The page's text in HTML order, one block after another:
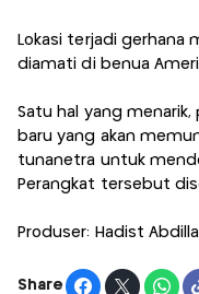
Lokasi terjadi
diamati di benua
Satu hal yang
baru yang akan
tunanetra untuk
Perangkat tersebut
Produser: Hadist
Share